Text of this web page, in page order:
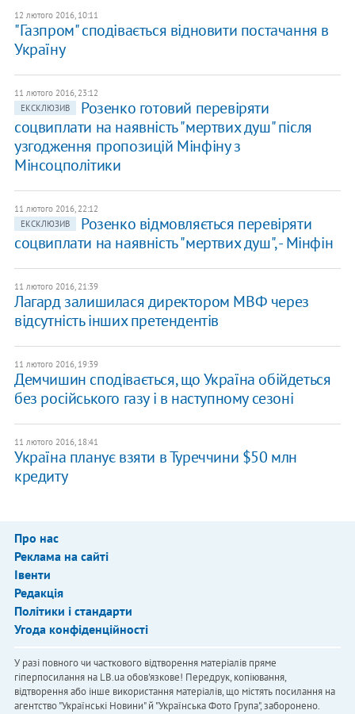
12 лютого 2016, 10:11
"Газпром" сподівається відновити постачання в
Україну
11 лютого 2016, 23:12
ЕКСКЛЮЗИВ
Розенко готовий перевіряти
соцвиплати на наявність "мертвих душ" після
узгодження пропозицій Мінфіну з
Мінсоцполітики
11 лютого 2016, 22:12
ЕКСКЛЮЗИВ
Розенко відмовляється перевіряти
соцвиплати на наявність "мертвих душ", - Мінфін
11 лютого 2016, 21:39
Лагард залишилася директором МВФ через
відсутність інших претендентів
11 лютого 2016, 19:39
Демчишин сподівається, що Україна обійдеться
без російського газу і в наступному сезоні
11 лютого 2016, 18:41
Україна планує взяти в Туреччини $50 млн
кредиту
Про нас
Реклама на сайті
Івенти
Редакція
Політики і стандарти
Угода конфіденційності
У разі повного чи часткового відтворення матеріалів пряме
гіперпосилання на LB.ua обов'язкове! Передрук, копіювання,
відтворення або інше використання матеріалів, що містять посилання на
агентство "Українськi Новини" й "Українська Фото Група", заборонено.